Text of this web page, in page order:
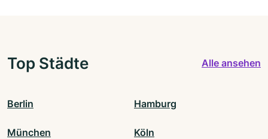
Top Städte Alle ansehen
Berlin Hamburg
München Köln